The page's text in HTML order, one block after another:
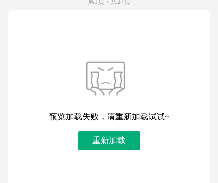
第1页 / 共27页
预览加载失败，请重新加载试试~
重新加载